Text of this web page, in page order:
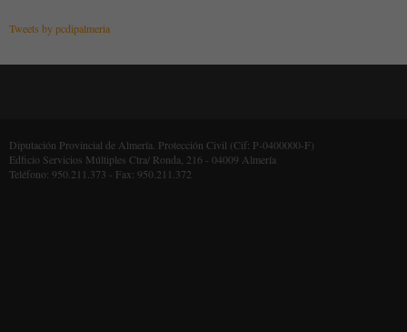
Tweets by pcdipalmeria
Diputación Provincial de Almería. Protección Civil (Cif: P-0400000-F)
Edficio Servicios Múltiples Ctra/ Ronda, 216 - 04009 Almería
Teléfono: 950.211.373 - Fax: 950.211.372